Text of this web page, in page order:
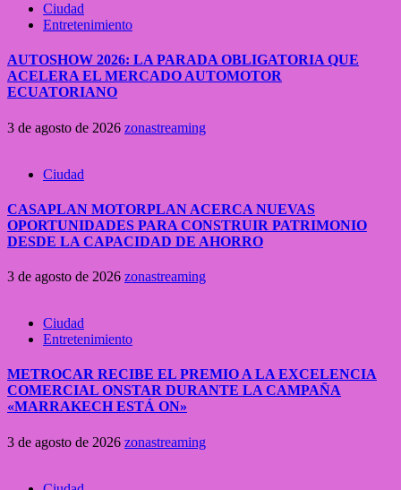
Ciudad
Entretenimiento
AUTOSHOW 2026: LA PARADA OBLIGATORIA QUE
ACELERA EL MERCADO AUTOMOTOR
ECUATORIANO
3 de agosto de 2026 zonastreaming
Ciudad
CASAPLAN MOTORPLAN ACERCA NUEVAS
OPORTUNIDADES PARA CONSTRUIR PATRIMONIO
DESDE LA CAPACIDAD DE AHORRO
3 de agosto de 2026 zonastreaming
Ciudad
Entretenimiento
METROCAR RECIBE EL PREMIO A LA EXCELENCIA
COMERCIAL ONSTAR DURANTE LA CAMPAÑA
«MARRAKECH ESTÁ ON»
3 de agosto de 2026 zonastreaming